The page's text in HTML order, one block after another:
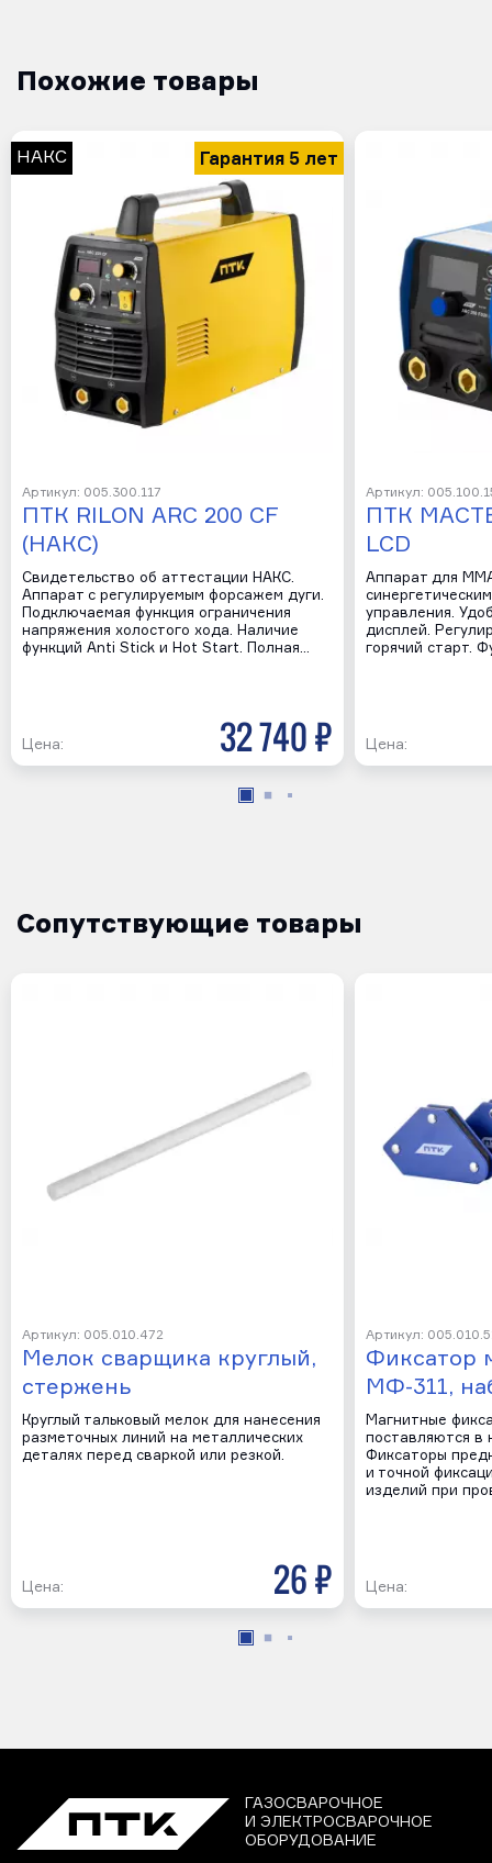
Похожие товары
НАКС Гарантия 5 лет
Артикул: 005.300.117
ПТК RILON ARC 200 CF
(НАКС)
Свидетельство об аттестации НАКС.
Аппарат с регулируемым форсажем дуги.
Подключаемая функция ограничения
напряжения холостого хода. Наличие
функций Anti Stick и Hot Start. Полная…
Цена: 32 740 р
Артикул:
ПТК
LCD
Аппарат для
управления.
дисплей.
горячий старт.
Цена:
Сопутствующие товары
Артикул: 005.010.472
Мелок сварщика круглый,
стержень
Круглый тальковый мелок для нанесения
разметочных линий на металлических
деталях перед сваркой или резкой.
Цена: 26 р
Артикул:
Фиксатор
МФ-311,
Магнитные
поставляются в
Фиксаторы
и точной
изделий при
Цена:
ГАЗОСВАРОЧНОЕ
И ЭЛЕКТРОСВАРОЧНОЕ
ОБОРУДОВАНИЕ